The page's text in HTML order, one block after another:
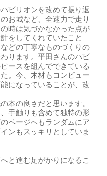
ビリオンを改めて振り返
お城など、全速力で走り
時は気づかなかった点が
をしてくれていたこと
どの丁寧なものづくりの
ります。平田さんのパビ
ースを組んでできている
。今、木材もコンピュー
になっていることが、改
本の良さだと思います。
手触りも含めて独特の形
ページへもランダムにア
ンもスッキリとしていま
進む足がかりになるこ